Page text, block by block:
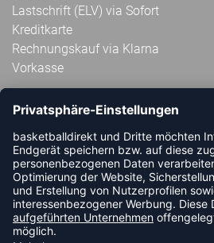
Lastschrift (ELV) via Sofort
Kreditkarte
Rechnungskauf via Klarna
Vorkasse
ABONNIERE JETZT DEN
HANDBALLDIREKT-NEWSLETTER
NEUIGKEIT ODER AKTION MEHR.
JETZT